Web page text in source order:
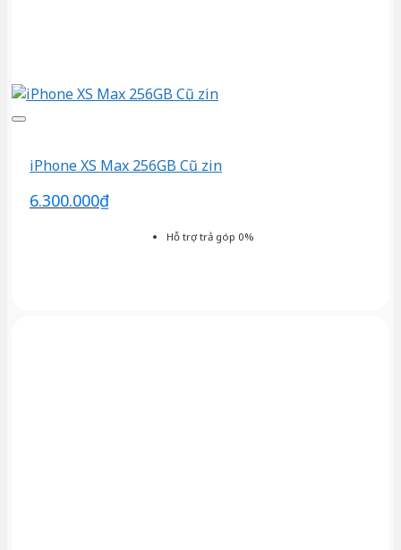
Hỗ trợ trả góp 0%
iPhone XS Max 256GB Cũ zin
6.300.000₫